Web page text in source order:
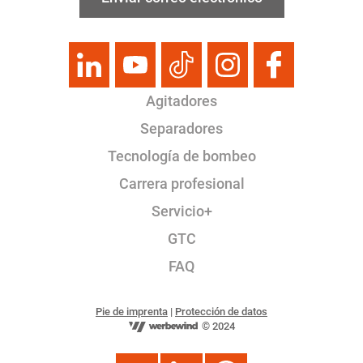
Agitadores
Separadores
Tecnología de bombeo
Carrera profesional
Servicio+
GTC
FAQ
Pie de imprenta | Protección de datos
© 2024